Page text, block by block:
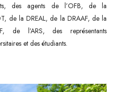
des agents de l’OFB, de la
de la DREAL, de la DRAAF, de la
de l’ARS, des représentants
et des étudiants.